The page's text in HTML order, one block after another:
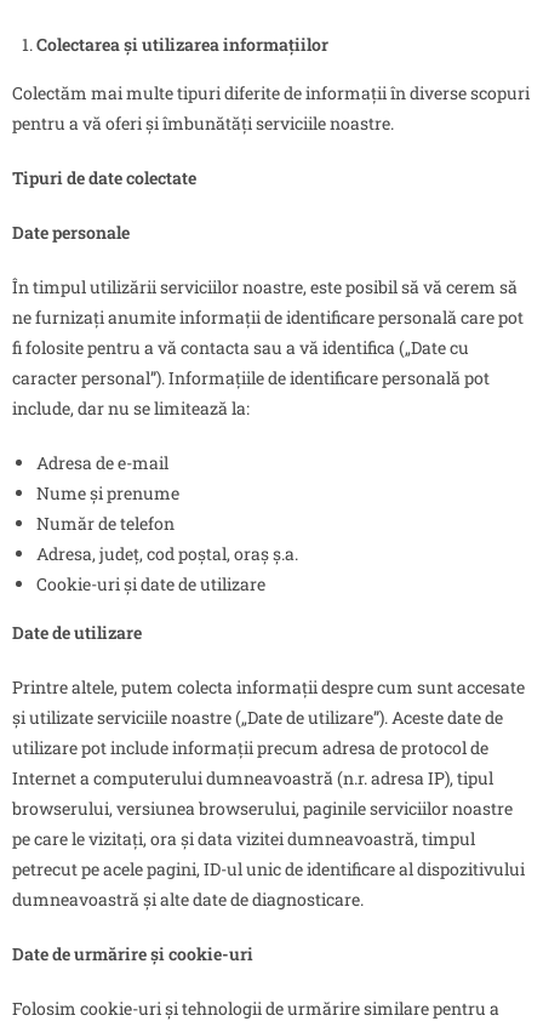
Colectarea și utilizarea informațiilor
Colectăm mai multe tipuri diferite de informații în diverse scopuri
pentru a vă oferi și îmbunătăți serviciile noastre.
Tipuri de date colectate
Date personale
În timpul utilizării serviciilor noastre, este posibil să vă cerem să
ne furnizați anumite informații de identificare personală care pot
fi folosite pentru a vă contacta sau a vă identifica („Date cu
caracter personal”). Informațiile de identificare personală pot
include, dar nu se limitează la:
Adresa de e-mail
Nume și prenume
Număr de telefon
Adresa, județ, cod poștal, oraș ș.a.
Cookie-uri și date de utilizare
Date de utilizare
Printre altele, putem colecta informații despre cum sunt accesate
și utilizate serviciile noastre („Date de utilizare”). Aceste date de
utilizare pot include informații precum adresa de protocol de
Internet a computerului dumneavoastră (n.r. adresa IP), tipul
browserului, versiunea browserului, paginile serviciilor noastre
pe care le vizitați, ora și data vizitei dumneavoastră, timpul
petrecut pe acele pagini, ID-ul unic de identificare al dispozitivului
dumneavoastră și alte date de diagnosticare.
Date de urmărire și cookie-uri
Folosim cookie-uri și tehnologii de urmărire similare pentru a